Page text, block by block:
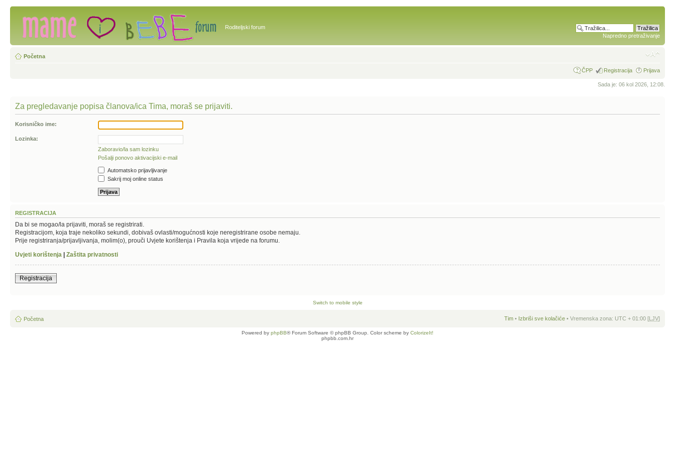
Roditeljski forum
Napredno pretraživanje
Početna
ČPP Registracija Prijava
Sada je: 06 kol 2026, 12:08.
Za pregledavanje popisa članova/ica Tima, moraš se prijaviti.
Korisničko ime:
Lozinka:
Zaboravio/la sam lozinku
Pošalji ponovo aktivacijski e-mail
Automatsko prijavljivanje
Sakrij moj online status
REGISTRACIJA
Da bi se mogao/la prijaviti, moraš se registrirati.
Registracijom, koja traje nekoliko sekundi, dobivaš ovlasti/mogućnosti koje neregistrirane osobe nemaju.
Prije registriranja/prijavljivanja, molim(o), prouči Uvjete korištenja i Pravila koja vrijede na forumu.
Uvjeti korištenja
Zaštita privatnosti
Registracija
Switch to mobile style
Početna Tim • Izbriši sve kolačiće • Vremenska zona: UTC + 01:00 [LJV]
Powered by phpBB® Forum Software © phpBB Group. Color scheme by ColorizeIt!
phpbb.com.hr